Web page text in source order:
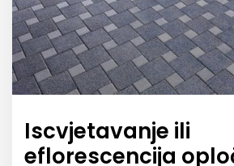
Iscvjetavanje ili
eflorescencija